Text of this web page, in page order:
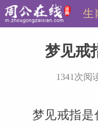
生
梦见戒
1341次阅
梦见戒指是